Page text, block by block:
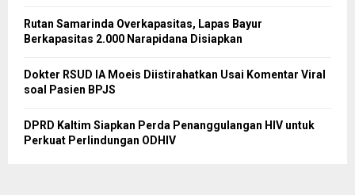
Rutan Samarinda Overkapasitas, Lapas Bayur
Berkapasitas 2.000 Narapidana Disiapkan
Dokter RSUD IA Moeis Diistirahatkan Usai Komentar Viral
soal Pasien BPJS
DPRD Kaltim Siapkan Perda Penanggulangan HIV untuk
Perkuat Perlindungan ODHIV